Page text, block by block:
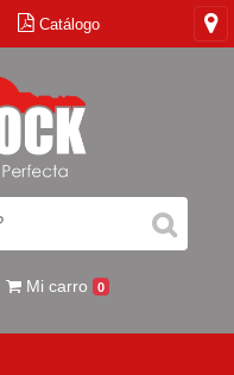
Catálogo
Mi carro 0